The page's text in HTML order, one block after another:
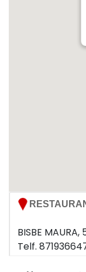
BISBE MAURA,
Telf.